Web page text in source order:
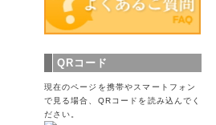
QRコード
現在のページを携帯やスマートフォン
で見る場合、QRコードを読み込んでく
ださい。